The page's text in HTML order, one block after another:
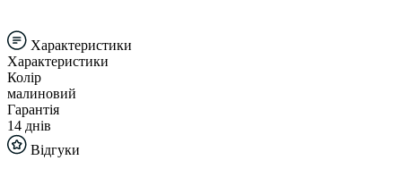
Характеристики
Характеристики
Колір
малиновий
Гарантія
14 днів
Відгуки